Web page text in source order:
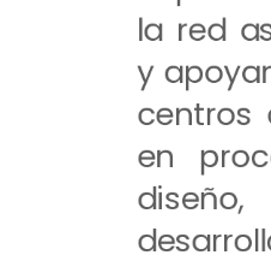
la red
y
centros
en
diseño,